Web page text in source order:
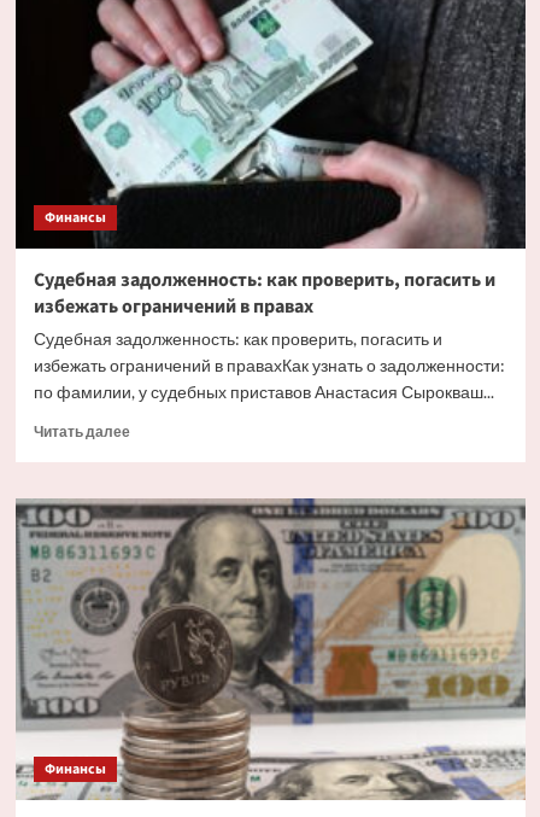
сколько
стоит
самый
маленький
слиток
золота
Финансы
Судебная задолженность: как проверить, погасить и
избежать ограничений в правах
Судебная задолженность: как проверить, погасить и
избежать ограничений в правахКак узнать о задолженности:
по фамилии, у судебных приставов Анастасия Сырокваш...
Читать далееПрочитать
Судебная
задолженность:
как
проверить,
погасить
и
избежать
ограничений
в
правах
Финансы